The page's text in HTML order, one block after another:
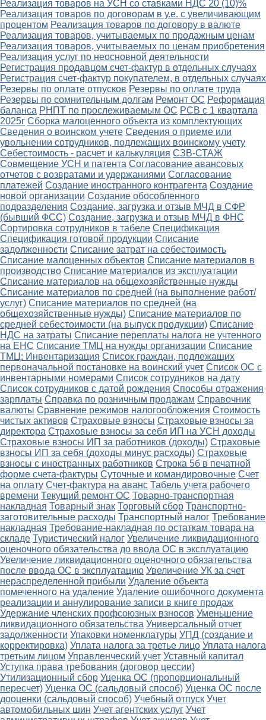
Реализация товаров на УСН со ставками НДС 20 (10)%
Реализация товаров по договорам в у.е. с увеличивающим
процентом Реализация товаров по договору в валюте
Реализация товаров, учитываемых по продажным ценам
Реализация товаров, учитываемых по ценам приобретения
Реализация услуг по неосновной деятельности
Регистрация продавцом счет-фактур в отдельных случаях
Регистрация счет-фактур покупателем, в отдельных случаях
Резервы по оплате отпусков Резервы по оплате труда
Резервы по сомнительным долгам Ремонт ОС Реформация
баланса РНПТ по прослеживаемым ОС РСВ с 1 квартала
2025г Сборка малоценного объекта из комплектующих
Сведения о воинском учете Сведения о приеме или
увольнении сотрудников, подлежащих воинскому учету
Себестоимость - расчет и калькуляция СЗВ-СТАЖ
Совмещение УСН и патента Согласование авансовых
отчетов с возвратами и удержаниями Согласование
платежей Создание иностранного контрагента Создание
новой организации Создание обособленного
подразделения Создание, загрузка и отзыв МЧД в СФР
(бывший ФСС) Создание, загрузка и отзыв МЧД в ФНС
Сортировка сотрудников в табеле Спецификация
Спецификация готовой продукции Списание
задолженности Списание затрат на себестоимость
Списание малоценных объектов Списание материалов в
производство Списание материалов из эксплуатации
Списание материалов на общехозяйственные нужды
Списание материалов по средней (на выполнение работ/
услуг) Списание материалов по средней (на
общехозяйственные нужды) Списание материалов по
средней себестоимости (на выпуск продукции) Списание
НДС на затраты Списание переплаты налога не учтенного
на ЕНС Списание ТМЦ на нужды организации Списание
ТМЦ: Инвентаризация Список граждан, подлежащих
первоначальной постановке на воинский учет Список ОС с
инвентарными номерами Список сотрудников на дату
Список сотрудников с датой рождения Способы отражения
зарплаты Справка по розничным продажам Справочник
валюты Сравнение режимов налогообложения Стоимость
чистых активов Страховые взносы Страховые взносы за
директора Страховые взносы за себя ИП на УСН доходы
Страховые взносы ИП за работников (доходы) Страховые
взносы ИП за себя (доходы минус расходы) Страховые
взносы с иностранных работников Строка 5б в печатной
форме счета-фактуры Суточные и командировочные Счет
на оплату Счет-фактура на аванс Табель учета рабочего
времени Текущий ремонт ОС Товарно-транспортная
накладная Товарный знак Торговый сбор Транспортно-
заготовительные расходы Транспортный налог Требование
накладная Требование-накладная по остаткам товара на
складе Туристический налог Увеличение ликвидационного
оценочного обязательства до ввода ОС в эксплуатацию
Увеличение ликвидационного оценочного обязательства
после ввода ОС в эксплуатацию Увеличение УК за счет
нераспределенной прибыли Удаление объекта
помеченного на удаление Удаление ошибочного документа
реализации и аннулирование записи в книге продаж
Удержание членских профсоюзных взносов Уменьшение
ликвидационного обязательства Универсальный отчет
задолженности Упаковки номенклатуры УПД (создание и
корректировка) Уплата налога за третье лицо Уплата налога
третьим лицом Управленческий учет Уставный капитал
Уступка права требования (договор цессии)
Утилизационный сбор Уценка ОС (пропорциональный
пересчет) Уценка ОС (сальдовый способ) Уценка ОС после
дооценки (сальдовый способ) Учебный отпуск Учет
автомобильных шин Учет агентских услуг Учет